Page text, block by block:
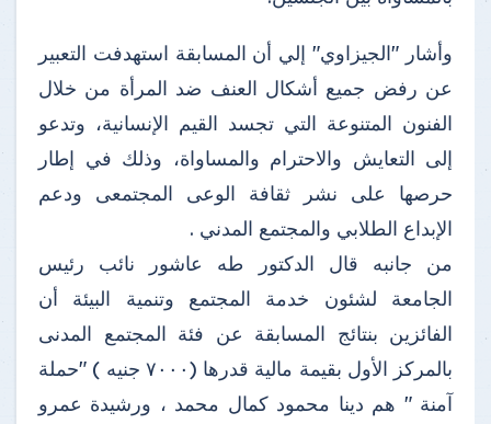
وأشار "الجيزاوي" إلي أن المسابقة استهدفت التعبير
عن رفض جميع أشكال العنف ضد المرأة من خلال
الفنون المتنوعة التي تجسد القيم الإنسانية، وتدعو
إلى التعايش والاحترام والمساواة، وذلك في إطار
حرصها على نشر ثقافة الوعى المجتمعى ودعم
الإبداع الطلابي والمجتمع المدني .
من جانبه قال الدكتور طه عاشور نائب رئيس
الجامعة لشئون خدمة المجتمع وتنمية البيئة أن
الفائزين بنتائج المسابقة عن فئة المجتمع المدنى
بالمركز الأول بقيمة مالية قدرها (٧٠٠٠ جنيه ) "حملة
آمنة " هم دينا محمود كمال محمد ، ورشيدة عمرو